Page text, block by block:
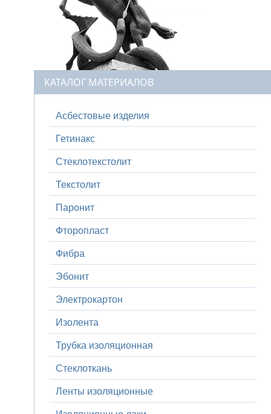
КАТАЛОГ МАТЕРИАЛОВ
Асбестовые изделия
Гетинакс
Стеклотекстолит
Текстолит
Паронит
Фторопласт
Фибра
Эбонит
Электрокартон
Изолента
Трубка изоляционная
Стеклоткань
Ленты изоляционные